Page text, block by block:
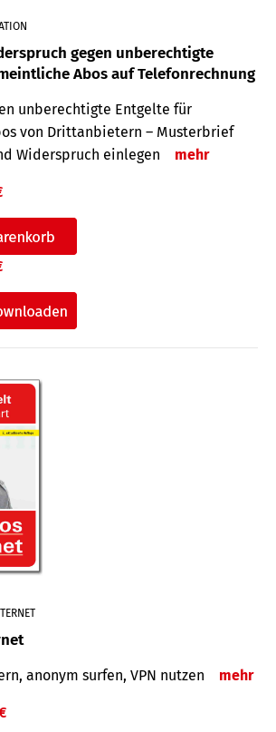
gegen unberechtigte
Abos auf Telefonrechnung
unberechtigte Entgelte für
von Drittanbietern – Musterbrief
Widerspruch einlegen
mehr
anonym surfen, VPN nutzen mehr